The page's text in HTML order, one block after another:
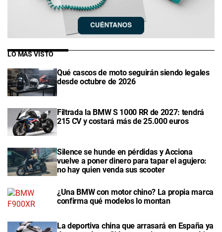
LO MÁS VISTO
Qué cascos de moto seguirán siendo legales
desde octubre de 2026
Filtrada la BMW S 1000 RR de 2027: tendrá
215 CV y costará más de 25.000 euros
Silence se hunde en pérdidas y Acciona
vuelve a poner dinero para tapar el agujero:
no hay quien venda sus scooter
¿Una BMW con motor chino? La propia marca
confirma qué modelos lo montan
La deportiva china que arrasará en España ya